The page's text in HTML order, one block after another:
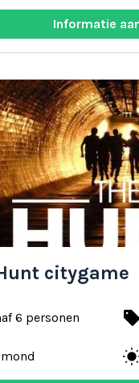
Informatie
citygame
6 personen local_offer